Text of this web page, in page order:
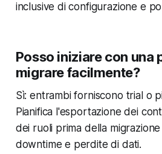
inclusive di configurazione e
Posso iniziare con una
migrare facilmente?
Sì: entrambi forniscono trial o
Pianifica l'esportazione dei
dei ruoli prima della
downtime e perdite di dati.